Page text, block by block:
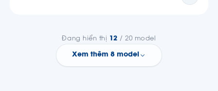
Đang hiển thị 12 / 20 model
Xem thêm 8 model